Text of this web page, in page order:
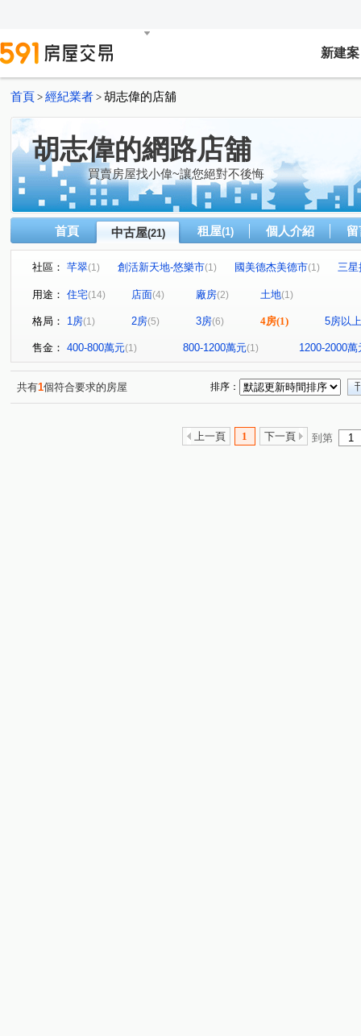
新建案
首頁 > 經紀業者 > 胡志偉的店舖
胡志偉的網路店舖
買賣房屋找小偉~讓您絕對不後悔
首頁 中古屋(21) 租屋(1) 個人介紹
社區： 芊翠(1) 創活新天地-悠樂市(1) 國美德杰美德市(1)
三星
新潤花路
中華新城(乙) (1)
忠承路 員福街 青隆街(1) 延吉街(1) 廣權路(1)
國慶路(1) 金信街 南天母路(1) 中華路二段(1)
青
東明街(1) 莊園街(1) 新洲路(1) 樹新路(1) 裕民路(1)
用途： 住宅(14) 店面(4) 廠房(2) 土地(1)
格局： 1房(1) 2房(5) 3房(6) 4房(1) 5房以上
售金： 400-800萬元(1) 800-1200萬元(1) 1200-2000萬
共有1個符合要求的房屋 排序：
上一頁 1 下一頁 到第